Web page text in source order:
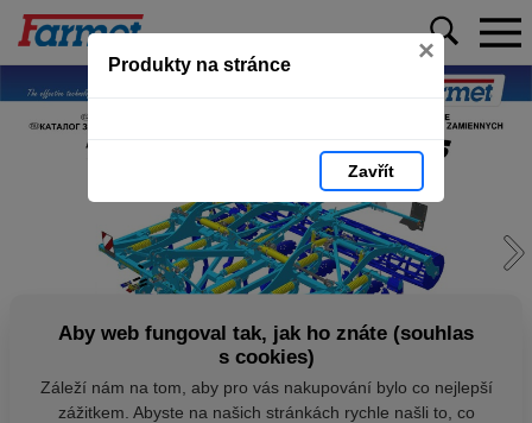
Produkty na stránce ×
Zavřít
Aby web fungoval tak, jak ho znáte (souhlas
s cookies)
Záleží nám na tom, aby pro vás nakupování bylo co nejlepší
zážitkem. Abyste na našich stránkách rychle našli to, co